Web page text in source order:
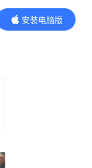
安装电脑版
内容更精彩